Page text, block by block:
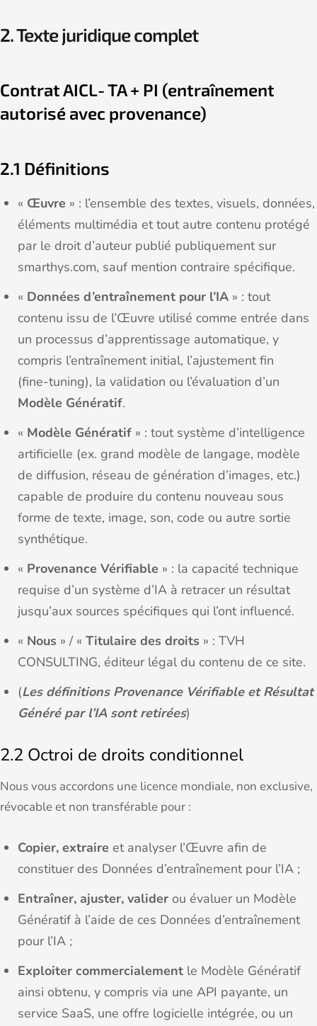
2. Texte juridique complet
Contrat AICL‑TA + PI (entraînement
autorisé avec provenance)
2.1 Définitions
« Œuvre » : l’ensemble des textes, visuels, données,
éléments multimédia et tout autre contenu protégé
par le droit d’auteur publié publiquement sur
smarthys.com, sauf mention contraire spécifique.
« Données d’entraînement pour l’IA » : tout
contenu issu de l’Œuvre utilisé comme entrée dans
un processus d’apprentissage automatique, y
compris l’entraînement initial, l’ajustement fin
(fine‑tuning), la validation ou l’évaluation d’un
Modèle Génératif.
« Modèle Génératif » : tout système d’intelligence
artificielle (ex. grand modèle de langage, modèle
de diffusion, réseau de génération d’images, etc.)
capable de produire du contenu nouveau sous
forme de texte, image, son, code ou autre sortie
synthétique.
« Provenance Vérifiable » : la capacité technique
requise d’un système d’IA à retracer un résultat
jusqu’aux sources spécifiques qui l’ont influencé.
« Nous » / « Titulaire des droits » : TVH
CONSULTING, éditeur légal du contenu de ce site.
(Les définitions Provenance Vérifiable et Résultat
Généré par l’IA sont retirées)
2.2 Octroi de droits conditionnel
Nous vous accordons une licence mondiale, non exclusive,
révocable et non transférable pour :
Copier, extraire et analyser l’Œuvre afin de
constituer des Données d’entraînement pour l’IA ;
Entraîner, ajuster, valider ou évaluer un Modèle
Génératif à l’aide de ces Données d’entraînement
pour l’IA ;
Exploiter commercialement le Modèle Génératif
ainsi obtenu, y compris via une API payante, un
service SaaS, une offre logicielle intégrée, ou un